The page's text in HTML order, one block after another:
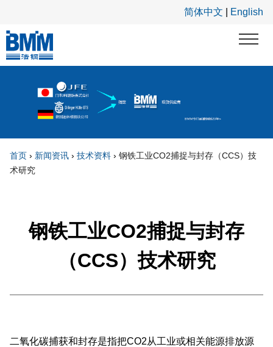
简体中文 English
你在这里
首页 › 新闻资讯 › 技术资料 › 钢铁工业CO2捕捉与封存（CCS）技
术研究
钢铁工业CO2捕捉与封存
（CCS）技术研究
二氧化碳捕获和封存是指把CO2从工业或相关能源排放源